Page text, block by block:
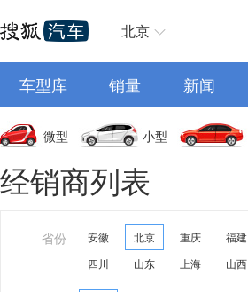
北京
车型库 销量 新闻
微型 小型
经销商列表
省份 安徽 北京 重庆 福建
四川
山东 上海 山西